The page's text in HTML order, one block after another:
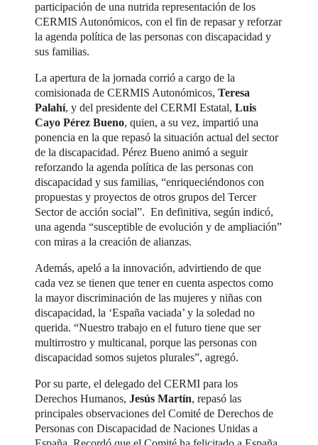
participación de una nutrida representación de los
CERMIS Autonómicos, con el fin de repasar y reforzar
la agenda política de las personas con discapacidad y
sus familias.
La apertura de la jornada corrió a cargo de la
comisionada de CERMIS Autonómicos,Teresa
Palahí, y del presidente del CERMI Estatal,Luis
Cayo Pérez Bueno, quien, a su vez, impartió una
ponencia en la que repasó la situación actual del sector
de la discapacidad. Pérez Bueno animó a seguir
reforzando la agenda política de las personas con
discapacidad y sus familias, “enriqueciéndonos con
propuestas y proyectos de otros grupos del Tercer
Sector de acción social”. En definitiva, según indicó,
una agenda “susceptible de evolución y de ampliación”
con miras a la creación de alianzas.
Además, apeló a la innovación, advirtiendo de que
cada vez se tienen que tener en cuenta aspectos como
la mayor discriminación de las mujeres y niñas con
discapacidad, la ‘España vaciada’ y la soledad no
querida. “Nuestro trabajo en el futuro tiene que ser
multirrostro y multicanal, porque las personas con
discapacidad somos sujetos plurales”, agregó.
Por su parte, el delegado del CERMI para los
Derechos Humanos,Jesús Martín, repasó las
principales observaciones del Comité de Derechos de
Personas con Discapacidad de Naciones Unidas a